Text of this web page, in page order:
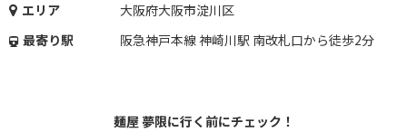
エリア
大阪府大阪市淀川区
最寄り駅
阪急神戸本線 神崎川駅 南改札口から徒歩2分
麺屋 夢限に行く前にチェック！